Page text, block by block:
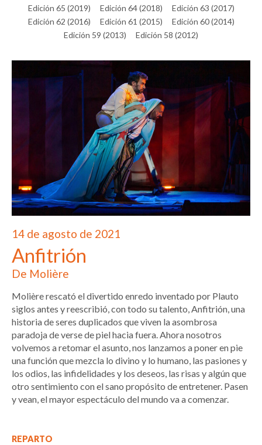
Edición 65 (2019)
Edición 64 (2018)
Edición 63 (2017)
Edición 62 (2016)
Edición 61 (2015)
Edición 60 (2014)
Edición 59 (2013)
Edición 58 (2012)
14 de agosto de 2021
Anfitrión
De Molière
Molière rescató el divertido enredo inventado por Plauto
siglos antes y reescribió, con todo su talento, Anfitrión, una
historia de seres duplicados que viven la asombrosa
paradoja de verse de piel hacia fuera. Ahora nosotros
volvemos a retomar el asunto, nos lanzamos a poner en pie
una función que mezcla lo divino y lo humano, las pasiones y
los odios, las infidelidades y los deseos, las risas y algún que
otro sentimiento con el sano propósito de entretener. Pasen
y vean, el mayor espectáculo del mundo va a comenzar.
REPARTO